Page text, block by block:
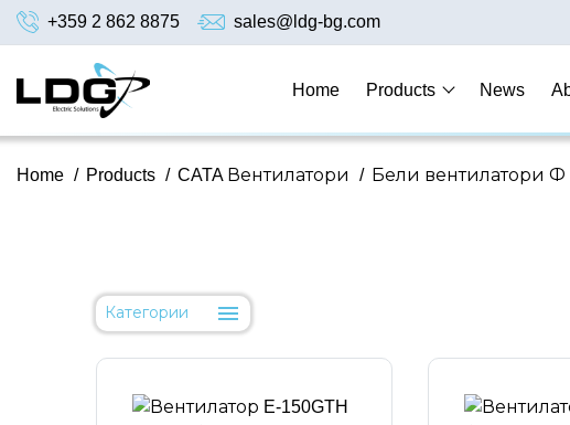
+359 2 862 8875 sales@ldg-bg.com
Home Products News
/
Home /
Products /
CATA Вентилатори Бели вентилатори Ф
Категории